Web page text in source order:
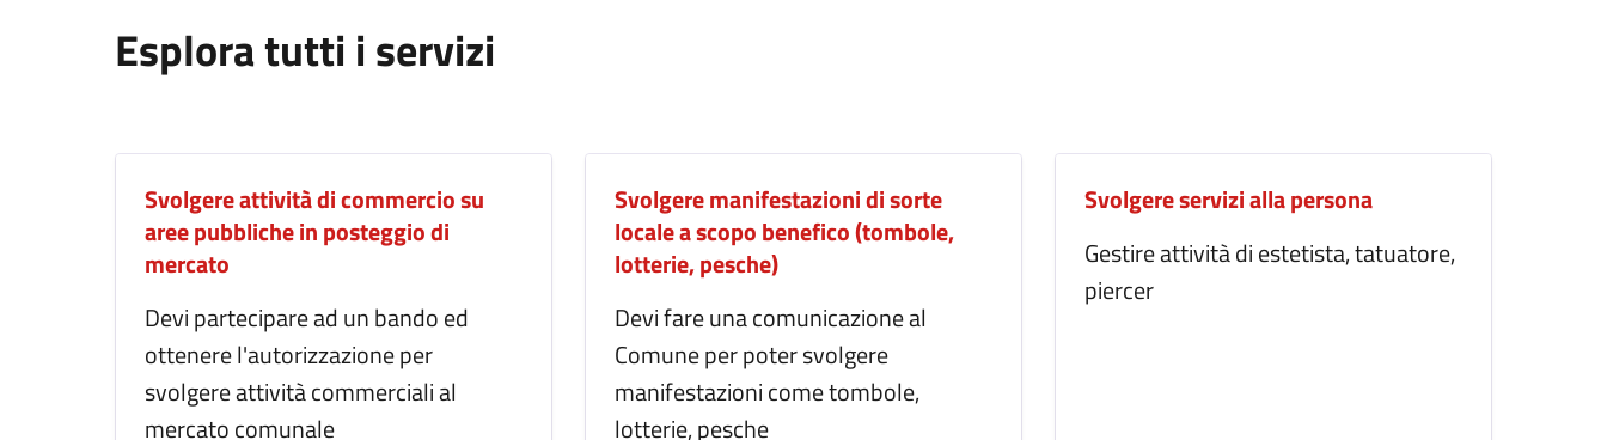
Esplora tutti i servizi
Svolgere attività di commercio su
aree pubbliche in posteggio di
mercato
Devi partecipare ad un bando ed
ottenere l'autorizzazione per
svolgere attività commerciali al
mercato comunale
Svolgere manifestazioni di sorte
locale a scopo benefico (tombole,
lotterie, pesche)
Devi fare una comunicazione al
Comune per poter svolgere
manifestazioni come tombole,
lotterie, pesche
Svolgere servizi alla persona
Gestire attività di estetista, tatuatore,
piercer